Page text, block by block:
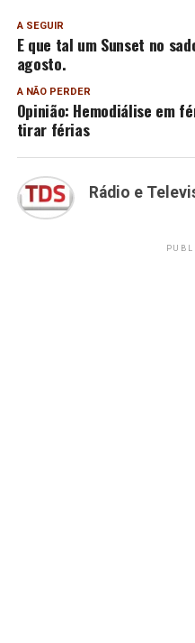
A SEGUIR
E que tal um Sunset no
agosto.
A NÃO PERDER
Opinião: Hemodiálise em
tirar férias
Rádio e